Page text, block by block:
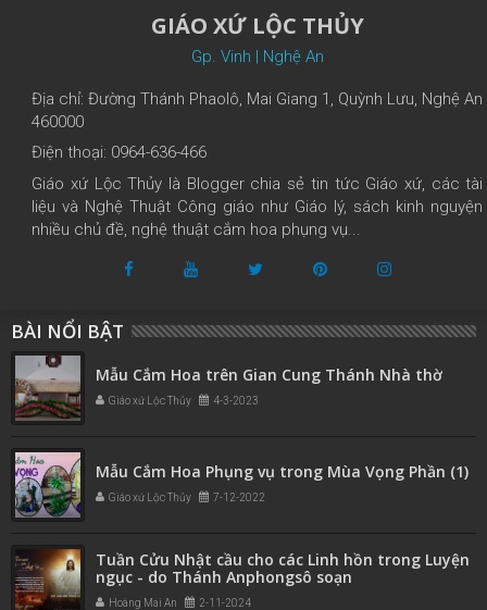
GIÁO XỨ LỘC THỦY
Gp. Vinh | Nghệ An
Địa chỉ: Đường Thánh Phaolô, Mai Giang 1, Quỳnh Lưu, Nghệ An
460000
Điện thoại: 0964-636-466
Giáo xứ Lộc Thủy là Blogger chia sẻ tin tức Giáo xứ, các tài
liệu và Nghệ Thuật Công giáo như Giáo lý, sách kinh nguyện
nhiều chủ đề, nghệ thuật cắm hoa phụng vụ...
BÀI NỔI BẬT
Mẫu Cắm Hoa trên Gian Cung Thánh Nhà thờ
Giáo xứ Lộc Thủy 4-3-2023
Mẫu Cắm Hoa Phụng vụ trong Mùa Vọng Phần (1)
Giáo xứ Lộc Thủy 7-12-2022
Tuần Cửu Nhật cầu cho các Linh hồn trong Luyện
ngục - do Thánh Anphongsô soạn
Hoàng Mai An 2-11-2024